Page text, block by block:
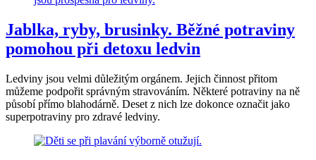
Jablka, ryby, brusinky. Běžné potraviny
pomohou při detoxu ledvin
Ledviny jsou velmi důležitým orgánem. Jejich činnost přitom
můžeme podpořit správným stravováním. Některé potraviny na ně
působí přímo blahodárně. Deset z nich lze dokonce označit jako
superpotraviny pro zdravé ledviny.